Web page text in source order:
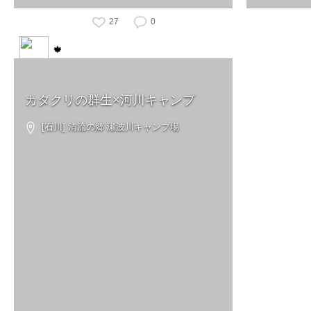
27 0
カタクリの群生×河川キャンプ
[石川] 清流の郷 瀬波川キャンプ場
🍁